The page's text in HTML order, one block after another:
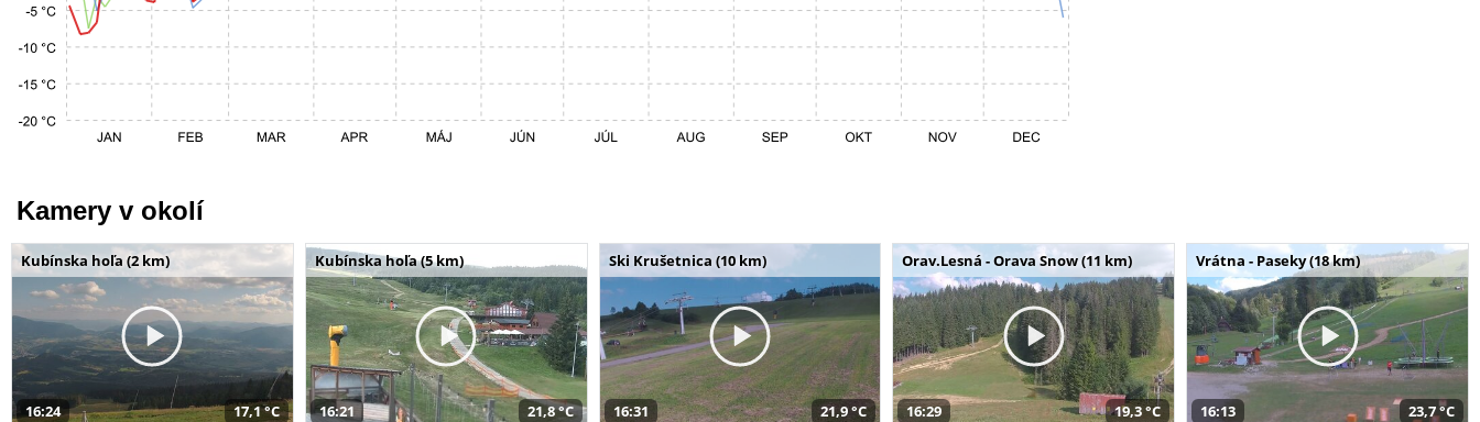
Kamery v okolí
Kubínska hoľa (2 km)
16:24 17,1 °C
Kubínska hoľa (5 km)
16:21 21,8 °C
Ski Krušetnica (10 km)
16:31 21,9 °C
Orav.Lesná - Orava Snow (11 km)
16:29 19,3 °C
Vrátna - Paseky (18 km)
16:13 23,7 °C